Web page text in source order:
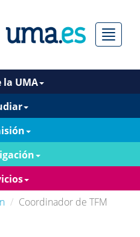
Menú
la UMA
Coordinador de TFM